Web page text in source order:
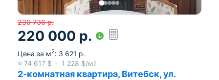
230 736 р.
220 000 р.
Цена за м2: 3 621 р.
≈ 74 617 $ 1 228 $/м2
2-комнатная квартира, Витебск, ул.